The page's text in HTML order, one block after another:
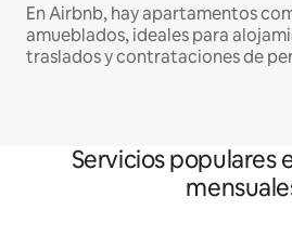
En Airbnb, hay apartamentos
amueblados, ideales para
traslados y contrataciones de
Servicios populares